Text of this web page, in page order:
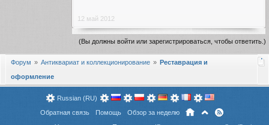
12 май 2012
(Вы должны войти или зарегистрироваться, чтобы ответить.)
Форум Антиквариат и коллекционирование
Реставрация и
оформление
Russian (RU)
Обратная связь
Помощь
Обзор за неделю